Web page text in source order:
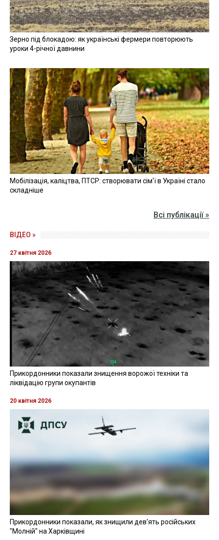
Зерно під блокадою: як українські фермери повторюють
уроки 4-річної давнини
Мобілізація, каліцтва, ПТСР: створювати сім'ї в Україні стало
складніше
Всі публікації »
ВІДЕО »
27 квітня 2026
Прикордонники показали знищення ворожої техніки та
ліквідацію групи окупантів
20 квітня 2026
Прикордонники показали, як знищили девʼять російських
"Молній" на Харківщині